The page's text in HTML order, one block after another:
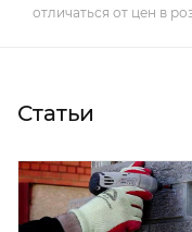
отличаться от цен в
Статьи